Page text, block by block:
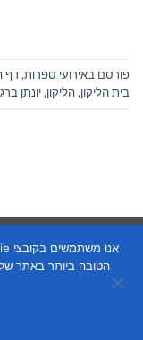
פורסם באירועי ספרות,דף
בית הליקון,הליקון,יונתן ברג
הטובה ביותר באתר